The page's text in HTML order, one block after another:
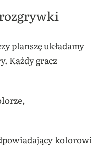
planszę układamy
Każdy gracz
kolorowi